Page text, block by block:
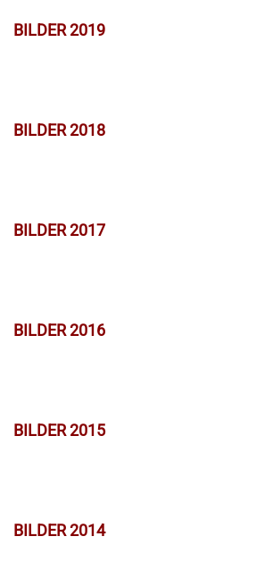
BILDER 2019
BILDER 2018
BILDER 2017
BILDER 2016
BILDER 2015
BILDER 2014